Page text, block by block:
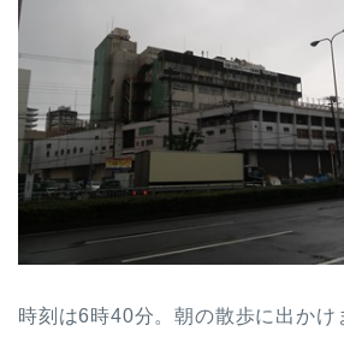
時刻は6時40分。朝の散歩に出かけ